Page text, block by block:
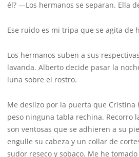
él? —Los hermanos se separan. Ella
Ese ruido es mi tripa que se agita de
Los hermanos suben a sus
lavanda. Alberto decide pasar la
luna sobre el rostro.
Me deslizo por la puerta que Cristina
peso ninguna tabla rechina. Recorro
son ventosas que se adhieren a su
engulle su cabeza y un collar de
sudor reseco y sobaco. Me he